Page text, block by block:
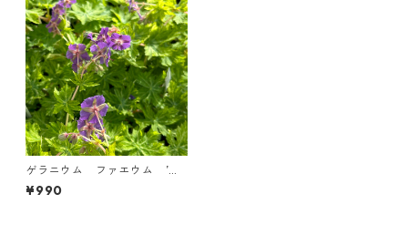
ゲラニウム ファエウム ’マ
ーガレット・ウィルソン’
¥990